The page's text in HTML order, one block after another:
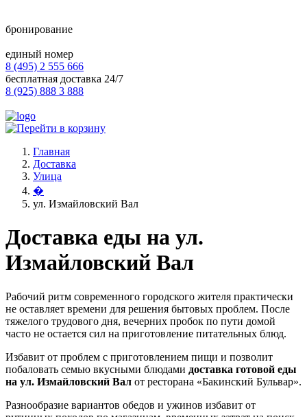
бронирование
единый номер
8 (495) 2 555 666
бесплатная доставка 24/7
8 (925) 888 3 888
Главная
Доставка
Улица
�
ул. Измайловский Вал
Доставка еды на ул.
Измайловский Вал
Рабочий ритм современного городского жителя практически
не оставляет времени для решения бытовых проблем. После
тяжелого трудового дня, вечерних пробок по пути домой
часто не остается сил на приготовление питательных блюд.
Избавит от проблем с приготовлением пищи и позволит
побаловать семью вкусными блюдами доставка готовой еды
на ул. Измайловский Вал от ресторана «Бакинский Бульвар».
Разнообразие вариантов обедов и ужинов избавит от